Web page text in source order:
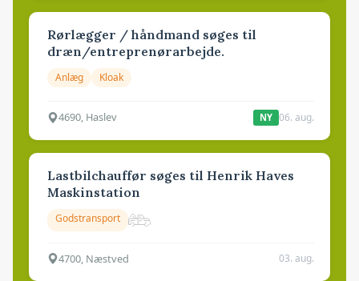
Rørlægger / håndmand søges til
dræn/entreprenørarbejde.
Anlæg Kloak
4690, Haslev NY 06. aug.
Lastbilchauffør søges til Henrik Haves
Maskinstation
Godstransport
4700, Næstved 03. aug.